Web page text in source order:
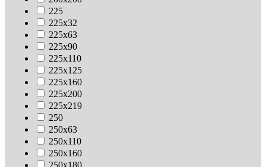
225
225х32
225х63
225х90
225х110
225х125
225х160
225х200
225х219
250
250х63
250х110
250х160